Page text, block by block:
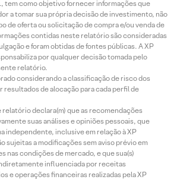
tem como objetivo fornecer informações que
a tomar sua própria decisão de investimento, não
de oferta ou solicitação de compra e/ou venda de
contidas neste relatório são consideradas
e foram obtidas de fontes públicas. A XP
por qualquer decisão tomada pelo
relatório.
considerando a classificação de risco dos
resultados de alocação para cada perfil de
relatório declara(m) que as recomendações
suas análises e opiniões pessoais, que
independente, inclusive em relação à XP
sujeitas a modificações sem aviso prévio em
nas condições de mercado, e que sua(s)
influenciada por receitas
e operações financeiras realizadas pela XP